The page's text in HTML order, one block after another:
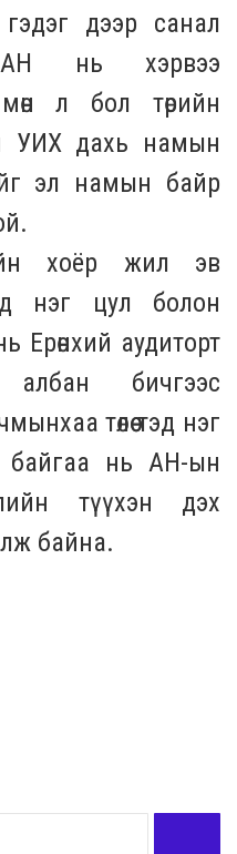
дээр санал
нь хэрвээ
л бол төрийн
УИХ дахь намын
эл намын байр
хоёр жил эв
нэг цул болон
Ерөнхий аудиторт
бичгээс
төлөө тэд нэг
байгаа нь АН-ын
түүхэн дэх
байна.